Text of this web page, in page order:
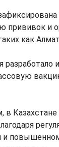
и
как
Казахстане